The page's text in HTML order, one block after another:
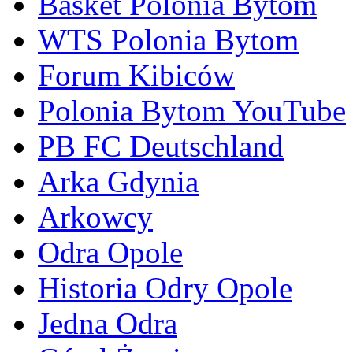
WTS Polonia Bytom
Forum Kibiców
Polonia Bytom YouTube
PB FC Deutschland
Arka Gdynia
Arkowcy
Odra Opole
Historia Odry Opole
Jedna Odra